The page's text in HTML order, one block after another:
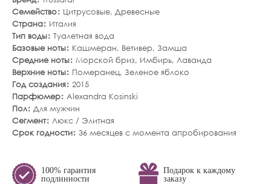
Семейство
Цитрусовые, Древесные
Страна
Италия
Тип воды Туалетная вода
Базовые ноты
Кашмеран, Ветивер, Замша
Средние ноты Морской бриз, Имбирь, Лаванда
Верхние ноты
Померанец, Зеленое яблоко
Год создания 2015
Парфюмер Alexandra Kosinski
Пол Для мужчин
Сегмент Люкс / Элитная
Срок годности 36 месяцев с момента апробирования
100% гарантия
подлинности
Подарок к каждому
заказу